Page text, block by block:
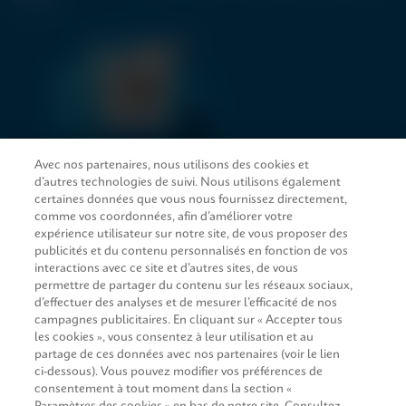
LIENS D’ACCÈS RAPIDE
SERVICE JURIDIQUE
CONCORDANCE
Avec nos partenaires, nous utilisons des cookies et
d’autres technologies de suivi. Nous utilisons également
certaines données que vous nous fournissez directement,
comme vos coordonnées, afin d’améliorer votre
expérience utilisateur sur notre site, de vous proposer des
publicités et du contenu personnalisés en fonction de vos
interactions avec ce site et d’autres sites, de vous
permettre de partager du contenu sur les réseaux sociaux,
d’effectuer des analyses et de mesurer l’efficacité de nos
campagnes publicitaires. En cliquant sur « Accepter tous
les cookies », vous consentez à leur utilisation et au
partage de ces données avec nos partenaires (voir le lien
ci-dessous). Vous pouvez modifier vos préférences de
consentement à tout moment dans la section «